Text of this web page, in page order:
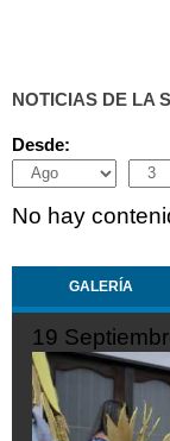
NOTICIAS DE LA
Desde:
Month
Day
No hay
GALERÍA